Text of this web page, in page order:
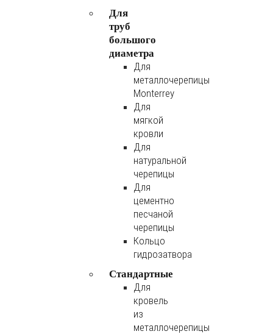
Для
труб
большого
диаметра
Для
металлочерепицы
Monterrey
Для
мягкой
кровли
Для
натуральной
черепицы
Для
цементно
песчаной
черепицы
Кольцо
гидрозатвора
Стандартные
Для
кровель
из
металлочерепицы